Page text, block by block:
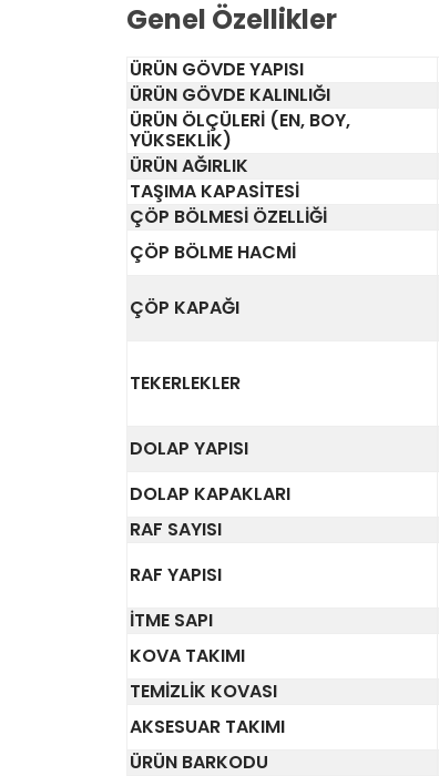
Genel Özellikler
ÜRÜN GÖVDE YAPISI
ÜRÜN GÖVDE KALINLIĞI
ÜRÜN ÖLÇÜLERİ (EN, BOY,
YÜKSEKLİK)
ÜRÜN AĞIRLIK
TAŞIMA KAPASİTESİ
ÇÖP BÖLMESİ ÖZELLİĞİ
ÇÖP BÖLME HACMİ
ÇÖP KAPAĞI
TEKERLEKLER
DOLAP YAPISI
DOLAP KAPAKLARI
RAF SAYISI
RAF YAPISI
İTME SAPI
KOVA TAKIMI
TEMİZLİK KOVASI
AKSESUAR TAKIMI
ÜRÜN BARKODU